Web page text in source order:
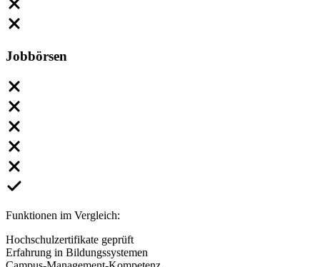
Jobbörsen
Funktionen im Vergleich:
Hochschulzertifikate geprüft
Erfahrung in Bildungssystemen